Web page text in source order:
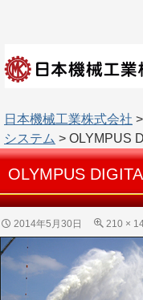
索
日本機械工業株式会社 >
システム > OLYMPUS
OLYMPUS
2014年5月30日 210 ×